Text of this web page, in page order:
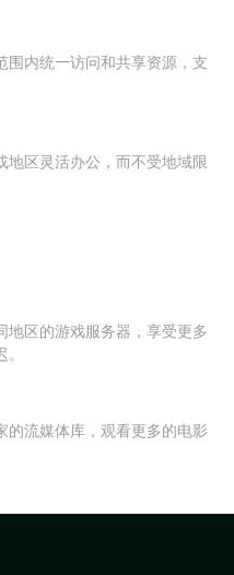
围内统一访问和共享资源，支
地区灵活办公，而不受地域限
地区的游戏服务器，享受更多
的流媒体库，观看更多的电影